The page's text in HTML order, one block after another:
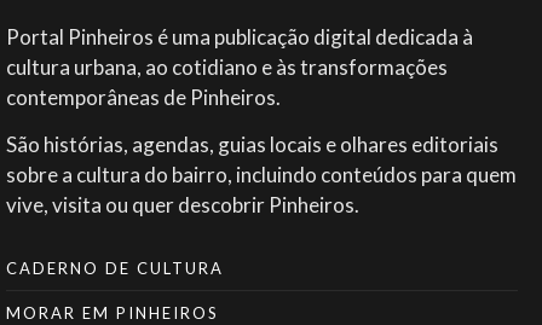
Portal Pinheiros é uma publicação digital dedicada à
cultura urbana, ao cotidiano e às transformações
contemporâneas de Pinheiros.
São histórias, agendas, guias locais e olhares editoriais
sobre a cultura do bairro, incluindo conteúdos para quem
vive, visita ou quer descobrir Pinheiros.
CADERNO DE CULTURA
MORAR EM PINHEIROS